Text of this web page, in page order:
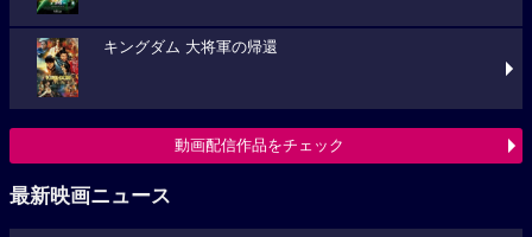
キングダム 大将軍の帰還
動画配信作品をチェック
最新映画ニュース